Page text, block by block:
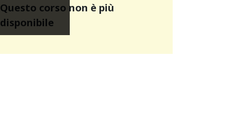
Questo corso non è più
disponibile